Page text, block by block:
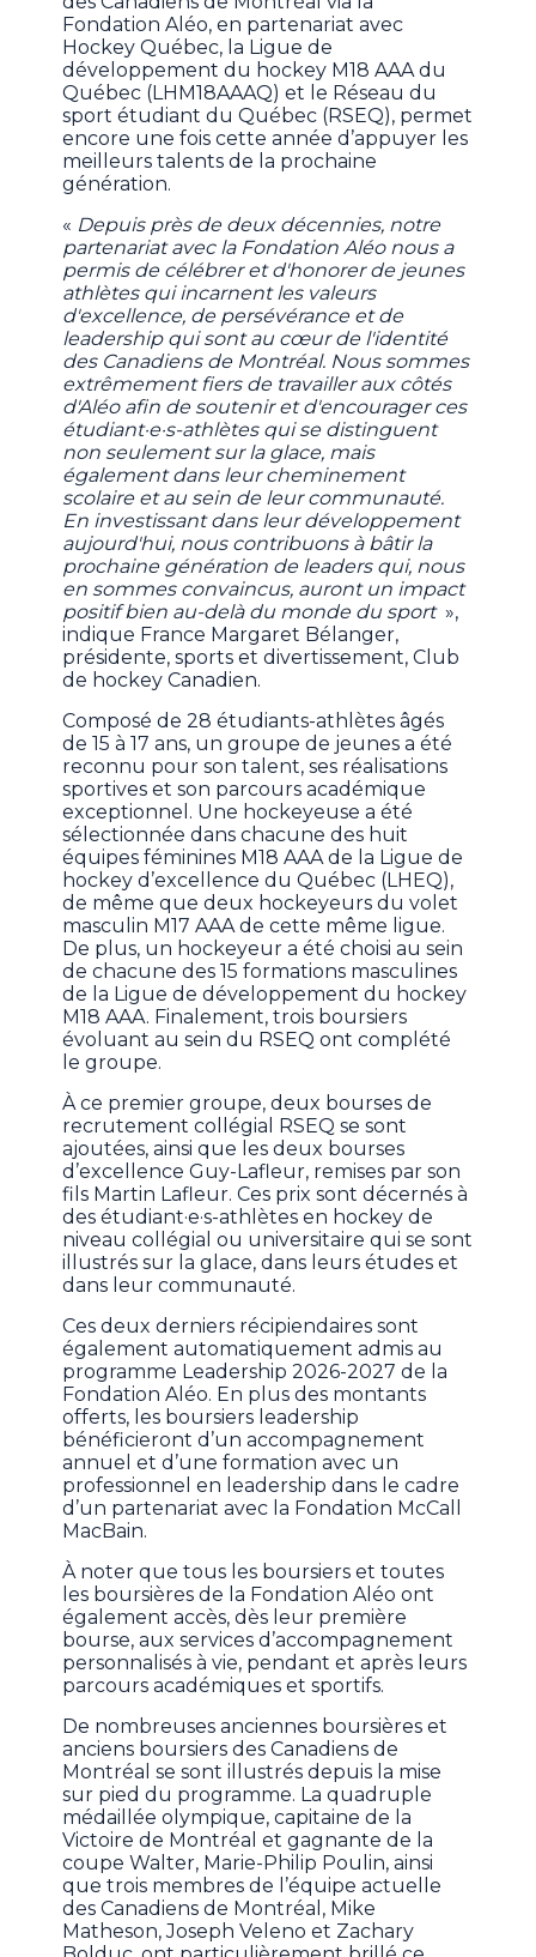
Fondation Aléo, en partenariat avec
Hockey Québec, la Ligue de
développement du hockey M18 AAA du
Québec (LHM18AAAQ) et le Réseau du
sport étudiant du Québec (RSEQ), permet
encore une fois cette année d’appuyer les
meilleurs talents de la prochaine
génération.
« Depuis près de deux décennies, notre
partenariat avec la Fondation Aléo nous a
permis de célébrer et d'honorer de jeunes
athlètes qui incarnent les valeurs
d'excellence, de persévérance et de
leadership qui sont au cœur de l'identité
des Canadiens de Montréal. Nous sommes
extrêmement fiers de travailler aux côtés
d'Aléo afin de soutenir et d'encourager ces
étudiant·e·s-athlètes qui se distinguent
non seulement sur la glace, mais
également dans leur cheminement
scolaire et au sein de leur communauté.
En investissant dans leur développement
aujourd'hui, nous contribuons à bâtir la
prochaine génération de leaders qui, nous
en sommes convaincus, auront un impact
positif bien au-delà du monde du sport »,
indique France Margaret Bélanger,
présidente, sports et divertissement, Club
de hockey Canadien.
Composé de 28 étudiants-athlètes âgés
de 15 à 17 ans, un groupe de jeunes a été
reconnu pour son talent, ses réalisations
sportives et son parcours académique
exceptionnel. Une hockeyeuse a été
sélectionnée dans chacune des huit
équipes féminines M18 AAA de la Ligue de
hockey d’excellence du Québec (LHEQ),
de même que deux hockeyeurs du volet
masculin M17 AAA de cette même ligue.
De plus, un hockeyeur a été choisi au sein
de chacune des 15 formations masculines
de la Ligue de développement du hockey
M18 AAA. Finalement, trois boursiers
évoluant au sein du RSEQ ont complété
le groupe.
À ce premier groupe, deux bourses de
recrutement collégial RSEQ se sont
ajoutées, ainsi que les deux bourses
d’excellence Guy-Lafleur, remises par son
fils Martin Lafleur. Ces prix sont décernés à
des étudiant·e·s-athlètes en hockey de
niveau collégial ou universitaire qui se sont
illustrés sur la glace, dans leurs études et
dans leur communauté.
Ces deux derniers récipiendaires sont
également automatiquement admis au
programme Leadership 2026-2027 de la
Fondation Aléo. En plus des montants
offerts, les boursiers leadership
bénéficieront d’un accompagnement
annuel et d’une formation avec un
professionnel en leadership dans le cadre
d’un partenariat avec la Fondation McCall
MacBain.
À noter que tous les boursiers et toutes
les boursières de la Fondation Aléo ont
également accès, dès leur première
bourse, aux services d’accompagnement
personnalisés à vie, pendant et après leurs
parcours académiques et sportifs.
De nombreuses anciennes boursières et
anciens boursiers des Canadiens de
Montréal se sont illustrés depuis la mise
sur pied du programme. La quadruple
médaillée olympique, capitaine de la
Victoire de Montréal et gagnante de la
coupe Walter, Marie-Philip Poulin, ainsi
que trois membres de l’équipe actuelle
des Canadiens de Montréal, Mike
Matheson, Joseph Veleno et Zachary